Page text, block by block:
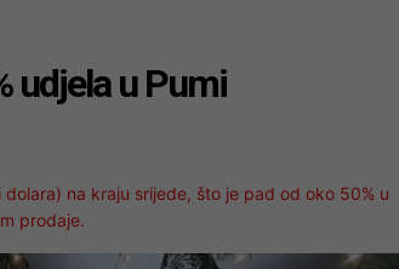
udjela u Pumi
na kraju srijede, što je pad od oko 50% u
prodaje.